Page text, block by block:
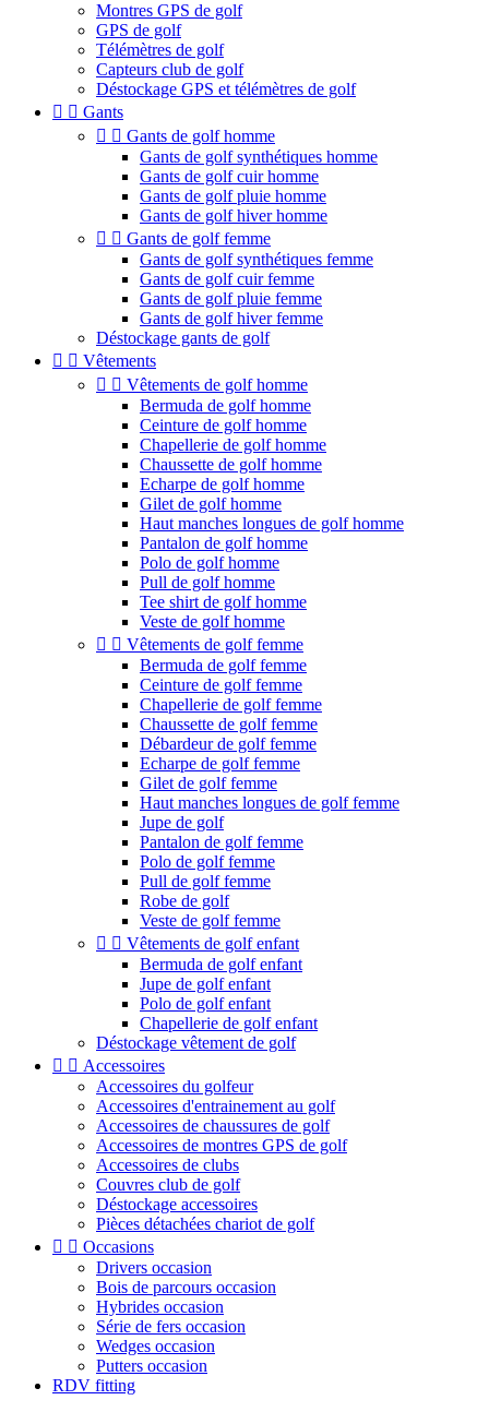
Montres GPS de golf
GPS de golf
Télémètres de golf
Capteurs club de golf
Déstockage GPS et télémètres de golf
  Gants
  Gants de golf homme
Gants de golf synthétiques homme
Gants de golf cuir homme
Gants de golf pluie homme
Gants de golf hiver homme
  Gants de golf femme
Gants de golf synthétiques femme
Gants de golf cuir femme
Gants de golf pluie femme
Gants de golf hiver femme
Déstockage gants de golf
  Vêtements
  Vêtements de golf homme
Bermuda de golf homme
Ceinture de golf homme
Chapellerie de golf homme
Chaussette de golf homme
Echarpe de golf homme
Gilet de golf homme
Haut manches longues de golf homme
Pantalon de golf homme
Polo de golf homme
Pull de golf homme
Tee shirt de golf homme
Veste de golf homme
  Vêtements de golf femme
Bermuda de golf femme
Ceinture de golf femme
Chapellerie de golf femme
Chaussette de golf femme
Débardeur de golf femme
Echarpe de golf femme
Gilet de golf femme
Haut manches longues de golf femme
Jupe de golf
Pantalon de golf femme
Polo de golf femme
Pull de golf femme
Robe de golf
Veste de golf femme
  Vêtements de golf enfant
Bermuda de golf enfant
Jupe de golf enfant
Polo de golf enfant
Chapellerie de golf enfant
Déstockage vêtement de golf
  Accessoires
Accessoires du golfeur
Accessoires d'entrainement au golf
Accessoires de chaussures de golf
Accessoires de montres GPS de golf
Accessoires de clubs
Couvres club de golf
Déstockage accessoires
Pièces détachées chariot de golf
  Occasions
Drivers occasion
Bois de parcours occasion
Hybrides occasion
Série de fers occasion
Wedges occasion
Putters occasion
RDV fitting